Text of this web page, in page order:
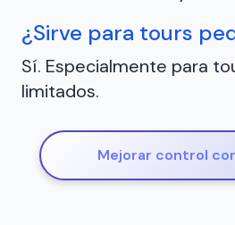
¿Sirve para tours
Sí. Especialmente para
limitados.
Mejorar control